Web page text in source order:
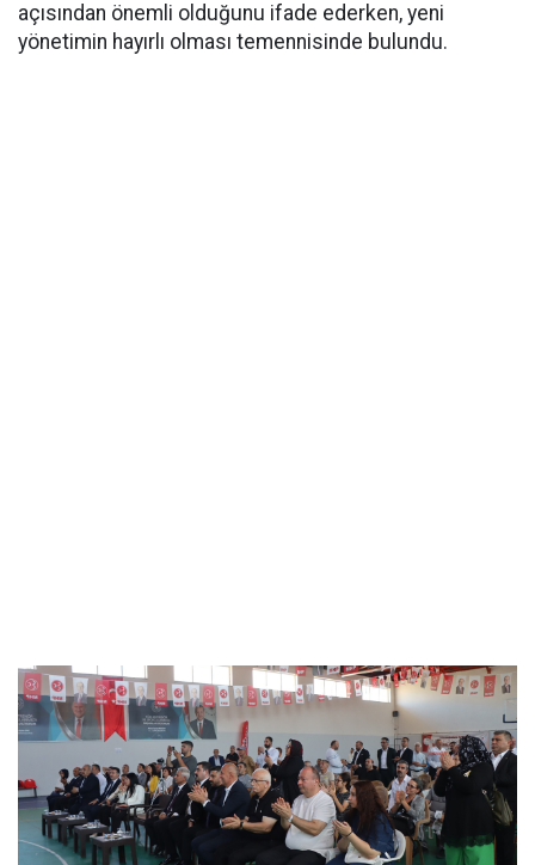
açısından önemli olduğunu ifade ederken, yeni
yönetimin hayırlı olması temennisinde bulundu.